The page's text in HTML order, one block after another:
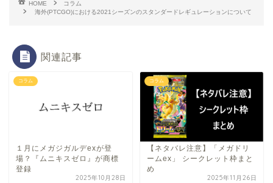
HOME
コラム
海外(PTCGO)における2021シーズンのスタンダードレギュレーションについて
関連記事
コラム
１月にメガジガルデexが登
場？『ムニキスゼロ』が商標
登録
2025年10月28日
コラム
【ネタバレ注意】「メガドリ
ームex」 シークレット枠まと
め
2025年11月26日